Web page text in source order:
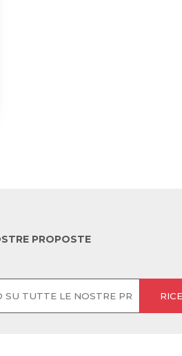
PROPOSTE